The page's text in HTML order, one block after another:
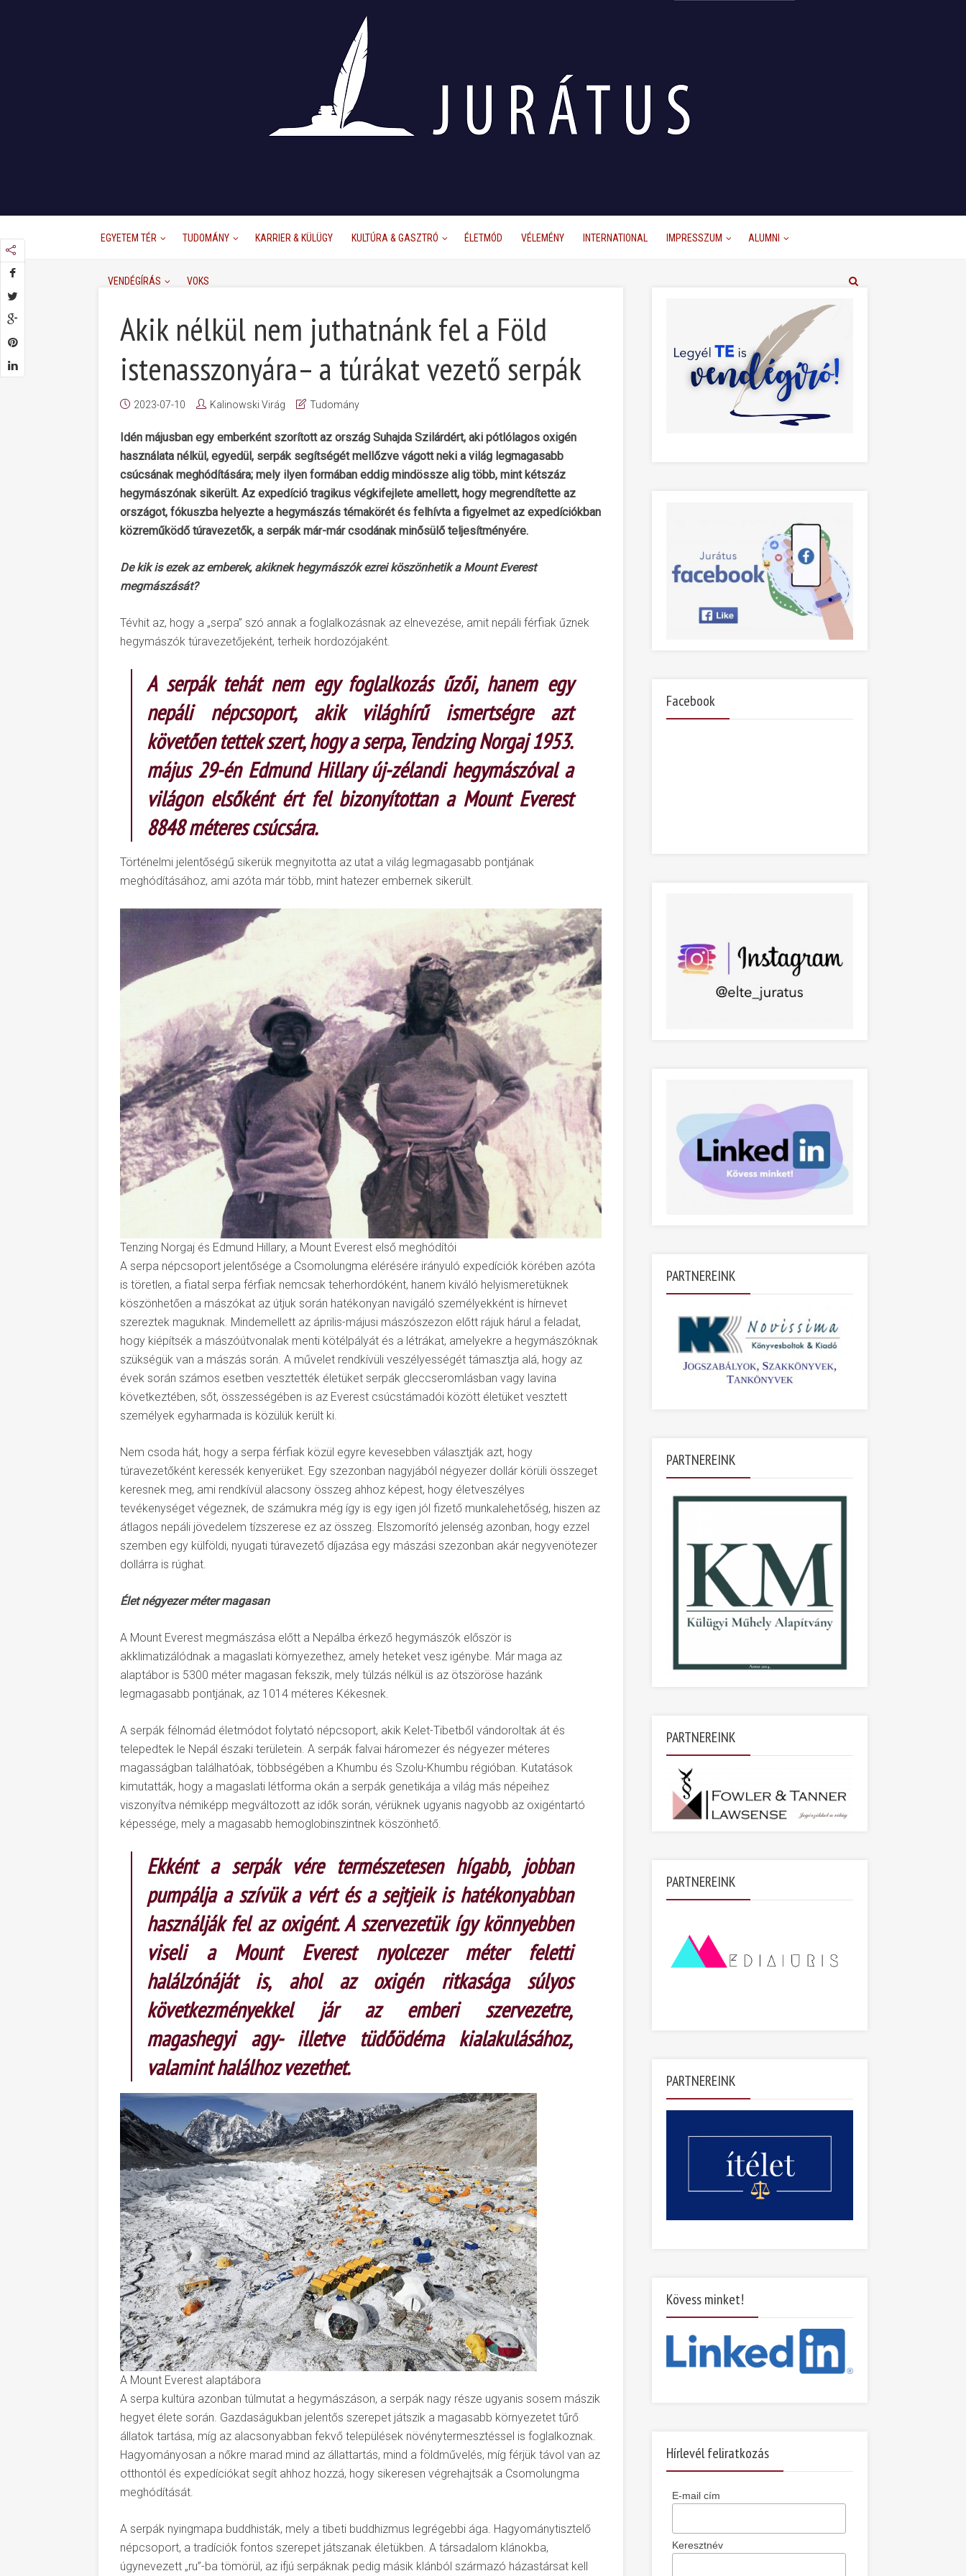
EGYETEM TÉR TUDOMÁNY KARRIER & KÜLÜGY KULTÚRA & GASZTRÓ ÉLETMÓD VÉLEMÉNY INTERNATIONAL IMPRESSZUM ALUMNI
VENDÉGÍRÁS VOKS
Akik nélkül nem juthatnánk fel a Föld
istenasszonyára– a túrákat vezető serpák
2023-07-10 Kalinowski Virág Tudomány
Idén májusban egy emberként szorított az ország Suhajda Szilárdért, aki pótlólagos oxigén
használata nélkül, egyedül, serpák segítségét mellőzve vágott neki a világ legmagasabb
csúcsának meghódítására; mely ilyen formában eddig mindössze alig több, mint kétszáz
hegymászónak sikerült. Az expedíció tragikus végkifejlete amellett, hogy megrendítette az
országot, fókuszba helyezte a hegymászás témakörét és felhívta a figyelmet az expedíciókban
közreműködő túravezetők, a serpák már-már csodának minősülő teljesítményére.
De kik is ezek az emberek, akiknek hegymászók ezrei köszönhetik a Mount Everest
megmászását?
Tévhit az, hogy a „serpa” szó annak a foglalkozásnak az elnevezése, amit nepáli férfiak űznek
hegymászók túravezetőjeként, terheik hordozójaként.
A serpák tehát nem egy foglalkozás űzői, hanem egy
nepáli népcsoport, akik világhírű ismertségre azt
követően tettek szert, hogy a serpa, Tendzing Norgaj 1953.
május 29-én Edmund Hillary új-zélandi hegymászóval a
világon elsőként ért fel bizonyítottan a Mount Everest
8848 méteres csúcsára.
Történelmi jelentőségű sikerük megnyitotta az utat a világ legmagasabb pontjának
meghódításához, ami azóta már több, mint hatezer embernek sikerült.
Tenzing Norgaj és Edmund Hillary, a Mount Everest első meghódítói
A serpa népcsoport jelentősége a Csomolungma elérésére irányuló expedíciók körében azóta
is töretlen, a fiatal serpa férfiak nemcsak teherhordóként, hanem kiváló helyismeretüknek
köszönhetően a mászókat az útjuk során hatékonyan navigáló személyekként is hírnevet
szereztek maguknak. Mindemellett az április-májusi mászószezon előtt rájuk hárul a feladat,
hogy kiépítsék a mászóútvonalak menti kötélpályát és a létrákat, amelyekre a hegymászóknak
szükségük van a mászás során. A művelet rendkívüli veszélyességét támasztja alá, hogy az
évek során számos esetben vesztették életüket serpák gleccseromlásban vagy lavina
következtében, sőt, összességében is az Everest csúcstámadói között életüket vesztett
személyek egyharmada is közülük került ki.
Nem csoda hát, hogy a serpa férfiak közül egyre kevesebben választják azt, hogy
túravezetőként keressék kenyerüket. Egy szezonban nagyjából négyezer dollár körüli összeget
keresnek meg, ami rendkívül alacsony összeg ahhoz képest, hogy életveszélyes
tevékenységet végeznek, de számukra még így is egy igen jól fizető munkalehetőség, hiszen az
átlagos nepáli jövedelem tízszerese ez az összeg. Elszomorító jelenség azonban, hogy ezzel
szemben egy külföldi, nyugati túravezető díjazása egy mászási szezonban akár negyvenötezer
dollárra is rúghat.
Élet négyezer méter magasan
A Mount Everest megmászása előtt a Nepálba érkező hegymászók először is
akklimatizálódnak a magaslati környezethez, amely heteket vesz igénybe. Már maga az
alaptábor is 5300 méter magasan fekszik, mely túlzás nélkül is az ötszöröse hazánk
legmagasabb pontjának, az 1014 méteres Kékesnek.
A serpák félnomád életmódot folytató népcsoport, akik Kelet-Tibetből vándoroltak át és
telepedtek le Nepál északi területein. A serpák falvai háromezer és négyezer méteres
magasságban találhatóak, többségében a Khumbu és Szolu-Khumbu régióban. Kutatások
kimutatták, hogy a magaslati létforma okán a serpák genetikája a világ más népeihez
viszonyítva némiképp megváltozott az idők során, vérüknek ugyanis nagyobb az oxigéntartó
képessége, mely a magasabb hemoglobinszintnek köszönhető.
Ekként a serpák vére természetesen hígabb, jobban
pumpálja a szívük a vért és a sejtjeik is hatékonyabban
használják fel az oxigént. A szervezetük így könnyebben
viseli a Mount Everest nyolcezer méter feletti
halálzónáját is, ahol az oxigén ritkasága súlyos
következményekkel jár az emberi szervezetre,
magashegyi agy- illetve tüdőödéma kialakulásához,
valamint halálhoz vezethet.
A Mount Everest alaptábora
A serpa kultúra azonban túlmutat a hegymászáson, a serpák nagy része ugyanis sosem mászik
hegyet élete során. Gazdaságukban jelentős szerepet játszik a magasabb környezetet tűrő
állatok tartása, míg az alacsonyabban fekvő települések növénytermesztéssel is foglalkoznak.
Hagyományosan a nőkre marad mind az állattartás, mind a földművelés, míg férjük távol van az
otthontól és expedíciókat segít ahhoz hozzá, hogy sikeresen végrehajtsák a Csomolungma
meghódítását.
A serpák nyingmapa buddhisták, mely a tibeti buddhizmus legrégebbi ága. Hagyománytisztelő
népcsoport, a tradíciók fontos szerepet játszanak életükben. A társadalom klánokba,
úgynevezett „ru”-ba tömörül, az ifjú serpáknak pedig másik klánból származó házastársat kell
Facebook
PARTNEREINK
PARTNEREINK
PARTNEREINK
PARTNEREINK
PARTNEREINK
Kövess minket!
Hírlevél feliratkozás
E-mail cím
Keresztnév